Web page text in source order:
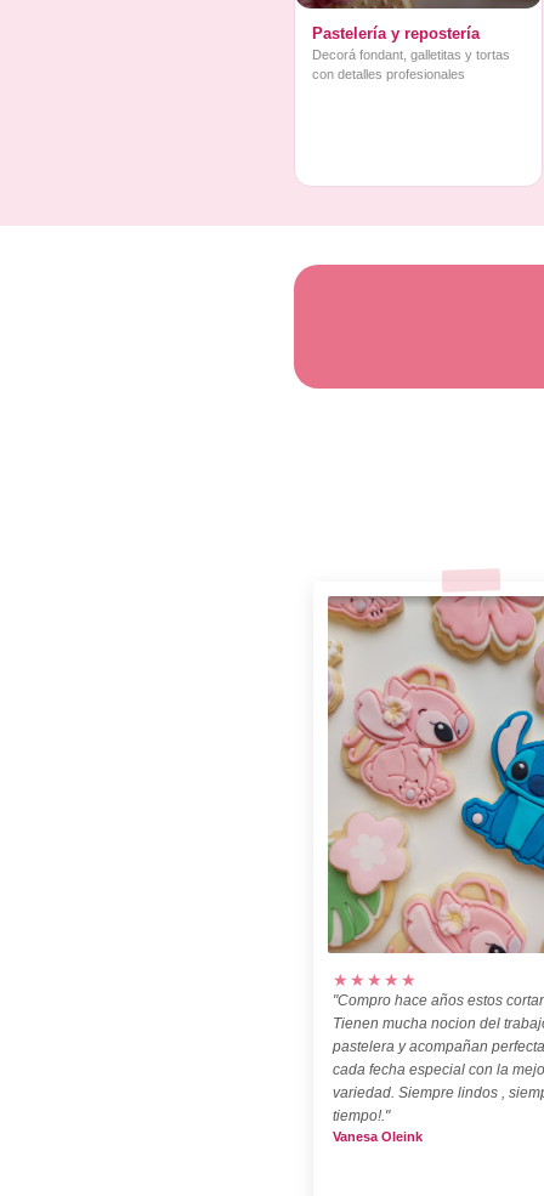
Pastelería y repostería
Decorá fondant, galletitas y tortas
con detalles profesionales
★★★★★
"Compro hace años estos
Tienen mucha nocion del
pastelera y acompañan
cada fecha especial con la
variedad. Siempre lindos ,
tiempo!."
Vanesa Oleink